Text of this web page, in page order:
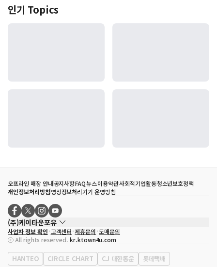
인기 Topics
오프라인 매장 안내공지사항FAQ뉴스이용약관사회적기업활동청소년보호정책
개인정보처리방침영상정보처리기기 운영방침
(주)케이타운포유
대표자
송효민
사업자등록번호
120-87-71116
통신판매업 신고번호 제2011-서울강남-02223
대표전화
02-552-9855
사업자 정보 확인 고객센터 제휴문의 도매문의
ⓒ All rights reserved. kr.ktown4u.com
HANTEO CIRCLE CHART CJ 대한통운 롯데택배